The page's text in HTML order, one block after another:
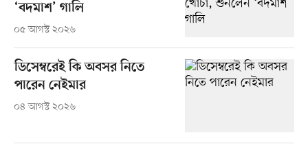
‘বদমাশ’ গালি
০৫ আগস্ট ২০২৬
ডিসেম্বরেই কি অবসর নিতে
পারেন নেইমার
০৪ আগস্ট ২০২৬